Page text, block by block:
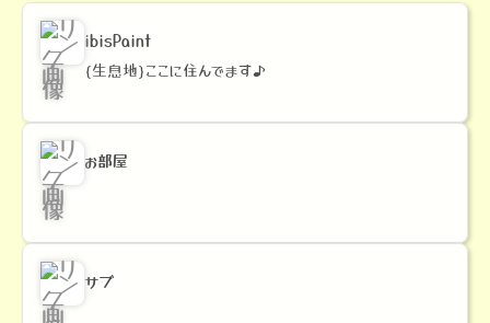
ibisPaint
{生息地}ここに住んでます♪
お部屋
サブ